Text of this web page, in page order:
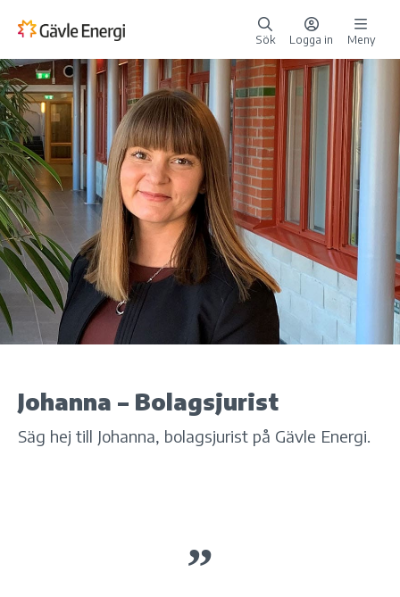
Sök Logga in Meny
Johanna – Bolagsjurist
Säg hej till Johanna, bolagsjurist på Gävle Energi.